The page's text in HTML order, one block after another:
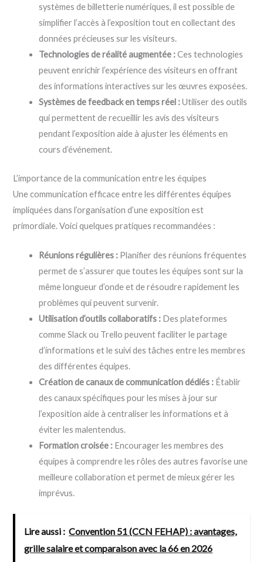
systèmes de billetterie numériques, il est possible de
simplifier l’accès à l’exposition tout en collectant des
données précieuses sur les visiteurs.
Technologies de réalité augmentée :Ces technologies
peuvent enrichir l’expérience des visiteurs en offrant
des informations interactives sur les œuvres exposées.
Systèmes de feedback en temps réel :Utiliser des outils
qui permettent de recueillir les avis des visiteurs
pendant l’exposition aide à ajuster les éléments en
cours d’événement.
L’importance de la communication entre les équipes
Une communication efficace entre les différentes équipes
impliquées dans l’organisation d’une exposition est
primordiale. Voici quelques pratiques recommandées :
Réunions régulières : Planifier des réunions fréquentes
permet de s’assurer que toutes les équipes sont sur la
même longueur d’onde et de résoudre rapidement les
problèmes qui peuvent survenir.
Utilisation d’outils collaboratifs : Des plateformes
comme Slack ou Trello peuvent faciliter le partage
d’informations et le suivi des tâches entre les membres
des différentes équipes.
Création de canaux de communication dédiés : Établir
des canaux spécifiques pour les mises à jour sur
l’exposition aide à centraliser les informations et à
éviter les malentendus.
Formation croisée : Encourager les membres des
équipes à comprendre les rôles des autres favorise une
meilleure collaboration et permet de mieux gérer les
imprévus.
Lire aussi : Convention 51 (CCN FEHAP) : avantages,
grille salaire et comparaison avec la 66 en 2026